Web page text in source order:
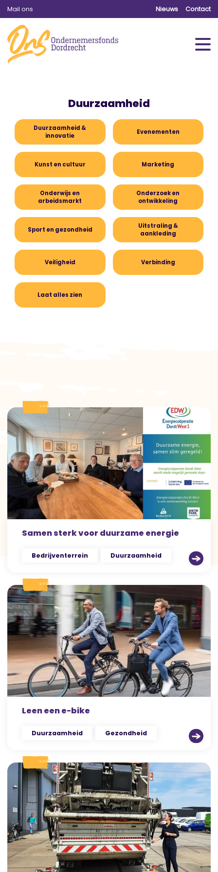
Mail ons Nieuws Contact
Duurzaamheid
Duurzaamheid &
innovatie
Evenementen
Kunst en cultuur Marketing
Onderwijs en
arbeidsmarkt
Onderzoek en
ontwikkeling
Sport en gezondheid
Uitstraling &
aankleding
Veiligheid Verbinding
Laat alles zien
Samen sterk voor duurzame energie
Bedrijventerrein Duurzaamheid
Leen een e-bike
Duurzaamheid Gezondheid